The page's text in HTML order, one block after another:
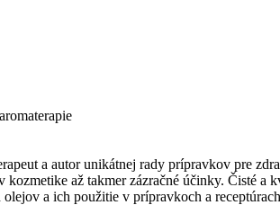
a autor unikátnej rady prípravkov pre
až takmer zázračné účinky. Čisté
a ich použitie v prípravkoch a